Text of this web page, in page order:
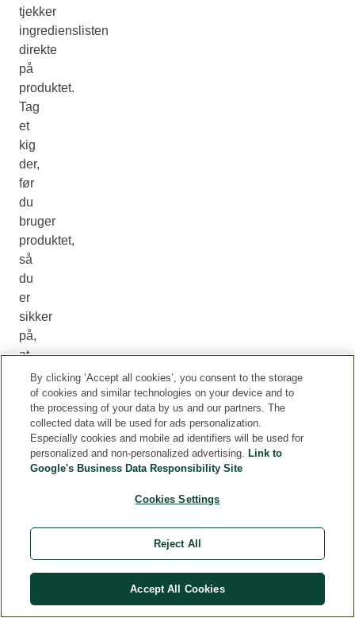
tjekker
ingredienslisten
direkte
på
produktet.
Tag
et
kig
der,
før
du
bruger
produktet,
så
du
er
sikker
på,
at
det
passer
dig.
By clicking ‘Accept all cookies’, you consent to the storage
of cookies and similar technologies on your device and to
the processing of your data by us and our partners. The
collected data will be used for ads personalization.
Especially cookies and mobile ad identifiers will be used for
personalized and non-personalized advertising. Link to
Google's Business Data Responsibility Site
Cookies Settings
Reject All
Accept All Cookies